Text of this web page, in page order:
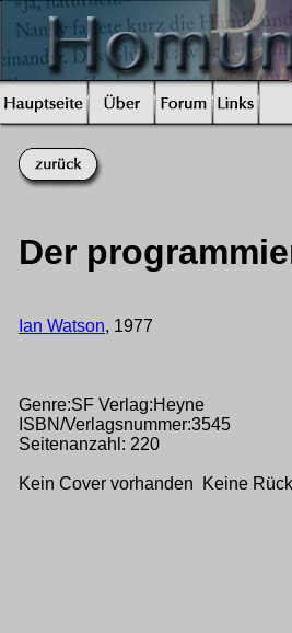
Der
Ian Watson, 1977
Genre:SF Verlag:Heyne
ISBN/Verlagsnummer:3545
Seitenanzahl: 220
Kein Cover vorhanden Keine